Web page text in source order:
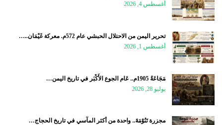
أغسطس 4, 2026
تحرير اليمن من الاحتلال الحبشي عام 572م. معركة غَيْمَان..…
أغسطس 1, 2026
مَجَاعَةُ 1905م.. عَام الجوع الأَكْبَر في تاريخ اليمن…
يوليو 28, 2026
مجزرة تَنُوْمَةَ.. واحدة من أكثر المآسي في تاريخ الحجاج…